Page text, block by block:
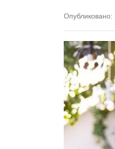
Опубликовано: